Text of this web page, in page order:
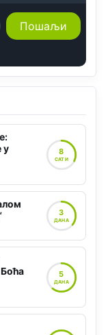
у
8
САТИ
3
ДАНА
5
ДАНА